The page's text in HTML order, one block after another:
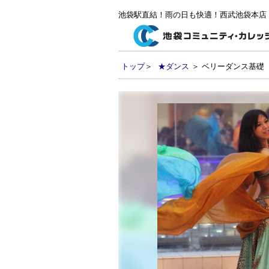
池袋駅直結！雨の日も快適！西武池袋本店
トップ＞ ★ダンス ＞ ベリーダンス基